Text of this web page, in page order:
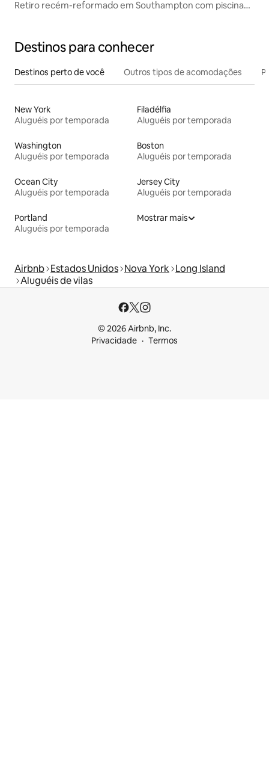
Retiro recém-reformado em Southampton com piscina
Destinos para conhecer
Destinos perto de você Outros tipos de acomodações
New York
Aluguéis por temporada
Filadélfia
Aluguéis por temporada
Washington
Aluguéis por temporada
Boston
Aluguéis por temporada
Ocean City
Aluguéis por temporada
Jersey City
Aluguéis por temporada
Portland
Aluguéis por temporada
Mostrar mais
Airbnb Estados Unidos Nova York Long Island
Aluguéis de vilas
© 2026 Airbnb, Inc.
Privacidade
Termos